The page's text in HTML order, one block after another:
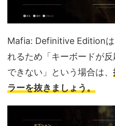
Mafia: Definitive Editionは
れるため「キーボードが
できない」という場合は、
ラーを抜きましょう。